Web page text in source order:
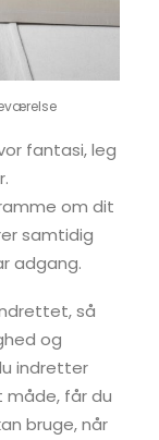
fantasi, leg
om dit
samtidig
adgang.
så
og
indretter
får du
bruge, når